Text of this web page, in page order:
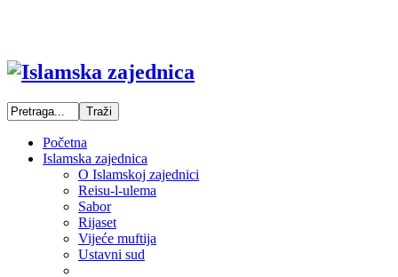
Početna
Islamska zajednica
O Islamskoj zajednici
Reisu-l-ulema
Sabor
Rijaset
Vijeće muftija
Ustavni sud